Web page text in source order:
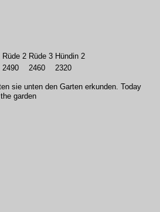
Rüde 2 Rüde 3 Hündin 2
2490 2460 2320
sie unten den Garten erkunden. Today
garden